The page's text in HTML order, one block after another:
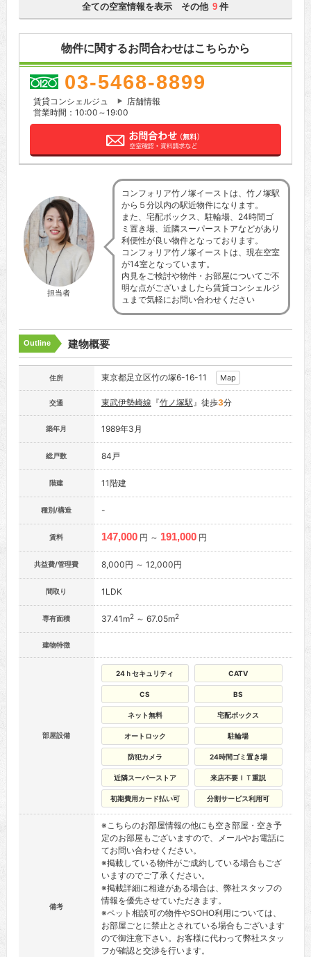
全ての空室情報を表示 その他 9 件
物件に関するお問合わせはこちらから
03-5468-8899
賃貸コンシェルジュ
店舗情報
営業時間：10:00～19:00
担当者
コンフォリア竹ノ塚イーストは、竹ノ塚駅
から５分以内の駅近物件になります。
また、宅配ボックス、駐輪場、24時間ゴ
ミ置き場、近隣スーパーストアなどがあり
利便性が良い物件となっております。
コンフォリア竹ノ塚イーストは、現在空室
が14室となっています。
内見をご検討や物件・お部屋についてご不
明な点がございましたら賃貸コンシェルジ
ュまで気軽にお問い合わせください
Outline 建物概要
住所 東京都足立区竹の塚6-16-11 Map
交通 東武伊勢崎線 『竹ノ塚駅』徒歩3分
築年月 1989年3月
総戸数 84戸
階建 11階建
種別/構造 -
賃料 147,000 円 ～ 191,000 円
共益費/管理費 8,000円 ～ 12,000円
間取り 1LDK
専有面積 37.41m2～ 67.05m2
建物特徴
部屋設備
24ｈセキュリティ CATV
CS BS
ネット無料 宅配ボックス
オートロック 駐輪場
防犯カメラ 24時間ゴミ置き場
近隣スーパーストア 来店不要ＩＴ重説
初期費用カード払い可 分割サービス利用可
備考
※こちらのお部屋情報の他にも空き部屋・空き予
定のお部屋もございますので、メールやお電話に
てお問い合わせください。
※掲載している物件がご成約している場合もござ
いますのでご了承ください。
※掲載詳細に相違がある場合は、弊社スタッフの
情報を優先させていただきます。
※ペット相談可の物件やSOHO利用については、
お部屋ごとに禁止とされている場合もございます
ので御注意下さい。お客様に代わって弊社スタッ
フが確認と交渉を行います。